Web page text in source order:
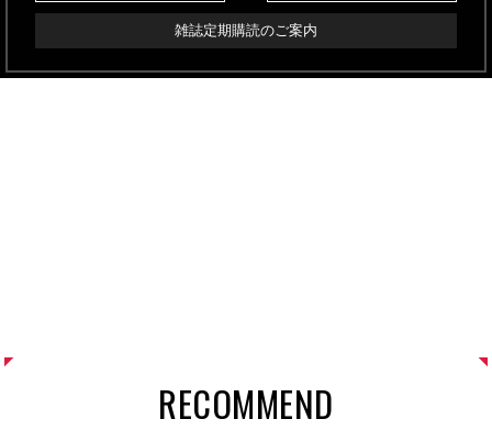
雑誌定期購読のご案内
RECOMMEND